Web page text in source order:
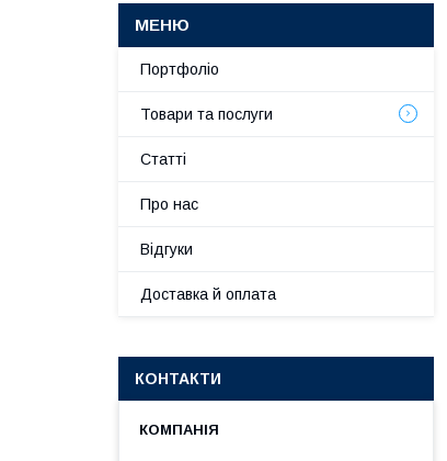
Портфоліо
Товари та послуги
Статті
Про нас
Відгуки
Доставка й оплата
КОНТАКТИ